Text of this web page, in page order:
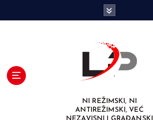
NI REŽIMSKI, NI
ANTIREŽIMSKI, VEĆ